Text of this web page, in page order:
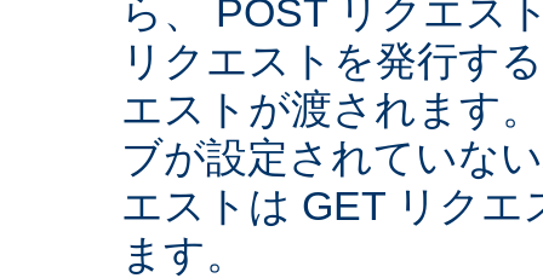
ら、 POST リクエス
リクエストを発行す
エストが渡されます
ブが設定されていな
エストは GET リク
ます。